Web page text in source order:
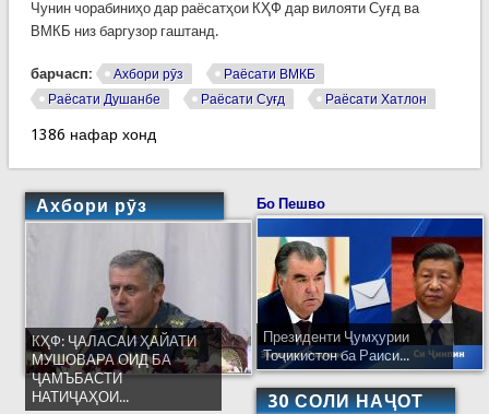
Чунин чорабиниҳо дар раёсатҳои КҲФ дар вилояти Суғд ва
ВМКБ низ баргузор гаштанд.
барчасп: Ахбори рӯз
Раёсати ВМКБ
Раёсати Душанбе
Раёсати Суғд Раёсати Хатлон
1386 нафар хонд
Ахбори рӯз
КҲФ: ҶАЛАСАИ ҲАЙАТИ
МУШОВАРА ОИД БА
ҶАМЪБАСТИ
НАТИҶАҲОИ...
Бо Пешво
Президенти Ҷумҳурии
Тоҷикистон ба Раиси...
30 СОЛИ НАҶОТ